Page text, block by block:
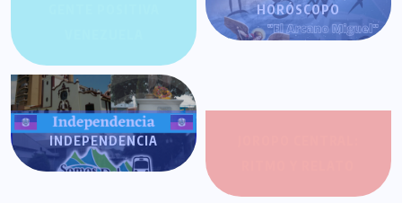
HORÓSCOPO
INDEPENDENCIA